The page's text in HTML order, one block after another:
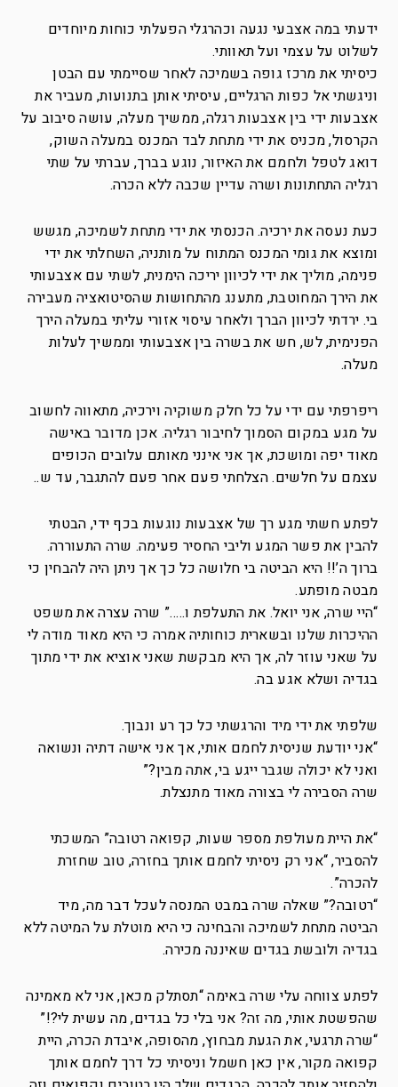
ידעתי במה אצבעי נגעה וכהרגלי הפעלתי כוחות מיוחדים
לשלוט על עצמי ועל תאוותי.
כיסיתי את מרכז גופה בשמיכה לאחר שסיימתי עם הבטן
וניגשתי אל כפות הרגליים, עיסיתי אותן בתנועות, מעביר את
אצבעות ידי בין אצבעות רגלה, ממשיך מעלה, עושה סיבוב על
הקרסול, מכניס את ידי מתחת לבד המכנס במעלה השוק,
דואג לטפל ולחמם את האיזור, נוגע בברך, עברתי על שתי
רגליה התחתונות ושרה עדיין שכבה ללא הכרה.
כעת נעסה את ירכיה. הכנסתי את ידי מתחת לשמיכה, מגשש
ומוצא את גומי המכנס המתוח על מותניה, השחלתי את ידי
פנימה, מוליך את ידי לכיוון יריכה הימנית, לשתי עם אצבעותי
את הירך המחוטבת, מתענג מהתחושות שהסיטואציה מעבירה
בי. ירדתי לכיוון הברך ולאחר עיסוי אזורי עליתי במעלה הירך
הפנימית, לש, חש את בשרה בין אצבעותי וממשיך לעלות
מעלה.
ריפרפתי עם ידי על כל חלק משוקיה וירכיה, מתאווה לחשוב
על מגע במקום הסמוך לחיבור רגליה. אכן מדובר באישה
מאוד יפה ומושכת, אך אני אינני מאותם עלובים הכופים
עצמם על חלשים. הצלחתי פעם אחר פעם להתגבר, עד ש..
לפתע חשתי מגע רך של אצבעות נוגעות בכף ידי, הבטתי
להבין את פשר המגע וליבי החסיר פעימה. שרה התעוררה.
ברוך ה’!! היא הביטה בי חלושה כל כך אך ניתן היה להבחין כי
מבטה מופתע.
“היי שרה, אני יואל. את התעלפת ו…..” שרה עצרה את משפט
ההיכרות שלנו ובשארית כוחותיה אמרה כי היא מאוד מודה לי
על שאני עוזר לה, אך היא מבקשת שאני אוציא את ידי מתוך
בגדיה ושלא אגע בה.
שלפתי את ידי מיד והרגשתי כל כך רע ונבוך.
“אני יודעת שניסית לחמם אותי, אך אני אישה דתיה ונשואה
ואני לא יכולה שגבר ייגע בי, אתה מבין?”
שרה הסבירה לי בצורה מאוד מתנצלת.
“את היית מעולפת מספר שעות, קפואה רטובה” המשכתי
להסביר, “אני רק ניסיתי לחמם אותך בחזרה, טוב שחזרת
להכרה”.
“רטובה?” שאלה שרה במבט המנסה לעכל דבר מה, מיד
הביטה מתחת לשמיכה והבחינה כי היא מוטלת על המיטה ללא
בגדיה ולובשת בגדים שאיננה מכירה.
לפתע צווחה עלי שרה באימה “תסתלק מכאן, אני לא מאמינה
שהפשטת אותי, מה זה? אני בלי כל בגדים, מה עשית לי?!”
“שרה תרגעי, את הגעת מבחוץ, מהסופה, איבדת הכרה, היית
קפואה מקור, אין כאן חשמל וניסיתי כל דרך לחמם אותך